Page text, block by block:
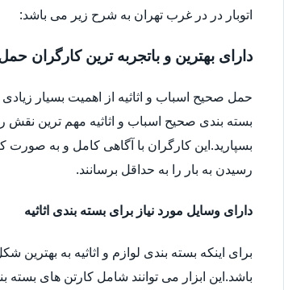
اتوبار در در غرب تهران به شرح زیر می باشد:
دارای بهترین و باتجربه ترین کارگران حمل
حمل صحیح اسباب و اثاثیه از اهمیت بسیار
بسته بندی صحیح اسباب و اثاثیه مهم ترین نقش
بسپارید.این کارگران با آگاهی کامل و به صورت
رسیدن به بار را به حداقل برسانند.
دارای وسایل مورد نیاز برای بسته بندی اثاثیه
برای اینکه بسته بندی لوازم و اثاثیه به
باشد.این ابزار می توانند شامل کارتن های